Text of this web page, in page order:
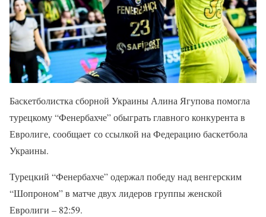
Баскетболистка сборной Украины Алина Ягупова помогла
турецкому “Фенербахче” обыграть главного конкурента в
Евролиге, сообщает со ссылкой на Федерацию баскетбола
Украины.
Турецкий “Фенербахче” одержал победу над венгерским
“Шопроном” в матче двух лидеров группы женской
Евролиги – 82:59.